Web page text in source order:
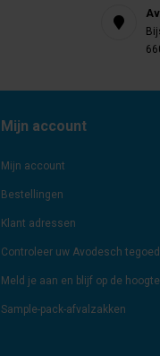
Mijn account
Mijn account
Bestellingen
Klant adressen
Controleer uw Avodesch
Meld je aan en blijf op de
Sample-pack-afvalzakken